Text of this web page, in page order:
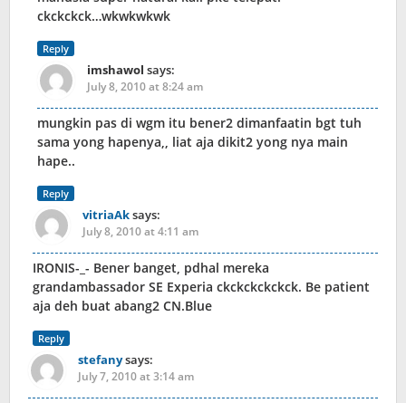
ckckckck…wkwkwkwk
Reply
imshawol says:
July 8, 2010 at 8:24 am
mungkin pas di wgm itu bener2 dimanfaatin bgt tuh
sama yong hapenya,, liat aja dikit2 yong nya main
hape..
Reply
vitriaAksays:
July 8, 2010 at 4:11 am
IRONIS-_- Bener banget, pdhal mereka
grandambassador SE Experia ckckckckckck. Be patient
aja deh buat abang2 CN.Blue
Reply
stefanysays:
July 7, 2010 at 3:14 am